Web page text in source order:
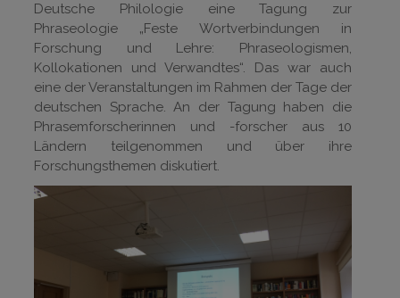
Deutsche Philologie eine Tagung zur
Phraseologie „Feste Wortverbindungen in
Forschung und Lehre: Phraseologismen,
Kollokationen und Verwandtes“. Das war auch
eine der Veranstaltungen im Rahmen der Tage der
deutschen Sprache. An der Tagung haben die
Phrasemforscherinnen und -forscher aus 10
Ländern teilgenommen und über ihre
Forschungsthemen diskutiert.